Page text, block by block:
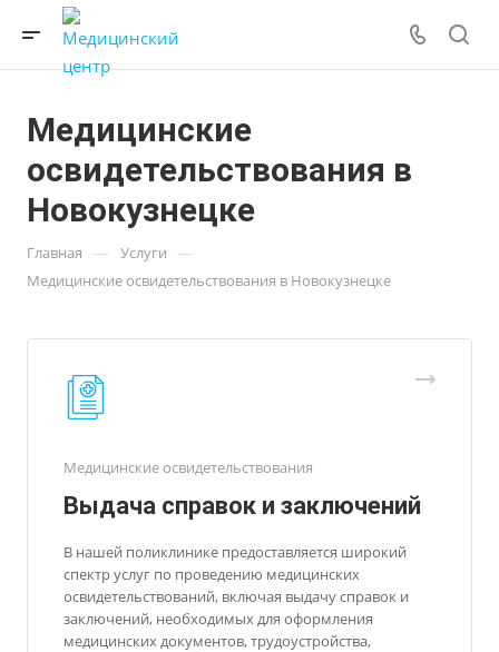
Медицинские
освидетельствования в
Новокузнецке
Главная — Услуги —
Медицинские освидетельствования в Новокузнецке
Медицинские освидетельствования
Выдача справок и заключений
В нашей поликлинике предоставляется широкий
спектр услуг по проведению медицинских
освидетельствований, включая выдачу справок и
заключений, необходимых для оформления
медицинских документов, трудоустройства,